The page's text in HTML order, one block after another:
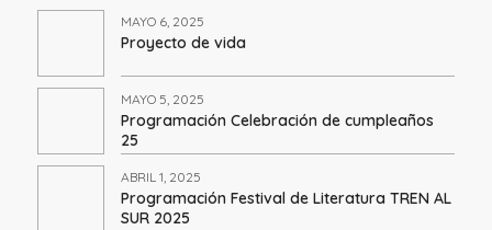
MAYO 6, 2025
Proyecto de vida
MAYO 5, 2025
Programación Celebración de cumpleaños
25
ABRIL 1, 2025
Programación Festival de Literatura TREN AL
SUR 2025